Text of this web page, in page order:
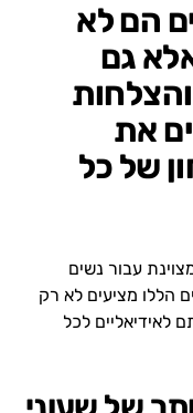
הם לא
גם
את
של כל
עבור נשים
הללו מציעים לא רק
לאידיאליים לכל